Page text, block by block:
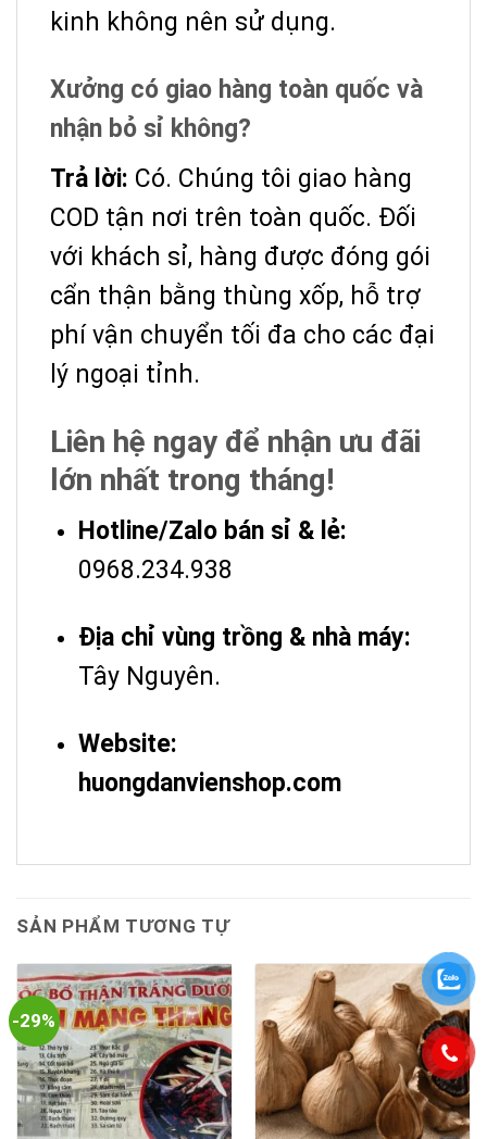
kinh không nên sử dụng.
Xưởng có giao hàng toàn quốc và
nhận bỏ sỉ không?
Trả lời: Có. Chúng tôi giao hàng
COD tận nơi trên toàn quốc. Đối
với khách sỉ, hàng được đóng gói
cẩn thận bằng thùng xốp, hỗ trợ
phí vận chuyển tối đa cho các đại
lý ngoại tỉnh.
Liên hệ ngay để nhận ưu đãi
lớn nhất trong tháng!
Hotline/Zalo bán sỉ & lẻ:
0968.234.938
Địa chỉ vùng trồng & nhà máy:
Tây Nguyên.
Website:
huongdanvienshop.com
SẢN PHẨM TƯƠNG TỰ
-29%